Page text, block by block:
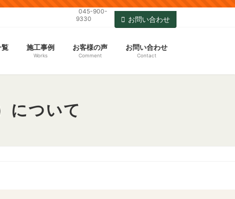
045-900-
9330
お問い合わせ
覧 施工事例
Works
お客様の声
Comment
お問い合わせ
Contact
について